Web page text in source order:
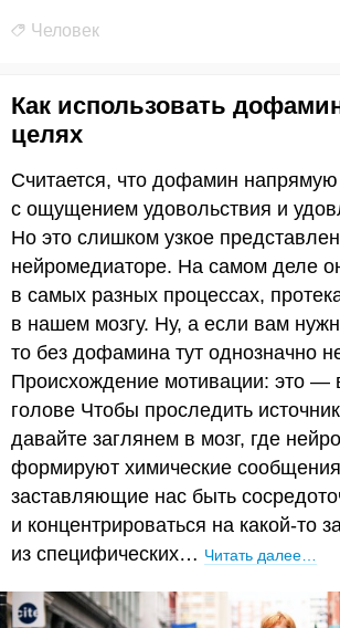
Человек
Как использовать
целях
Считается, что дофамин напрямую
с ощущением удовольствия и
Но это слишком узкое
нейромедиаторе. На самом деле
в самых разных процессах,
в нашем мозгу. Ну, а если вам
то без дофамина тут однозначно
Происхождение мотивации: это —
голове Чтобы проследить
давайте заглянем в мозг, где
формируют химические
заставляющие нас быть
и концентрироваться на какой-то
из специфических… Читать далее…